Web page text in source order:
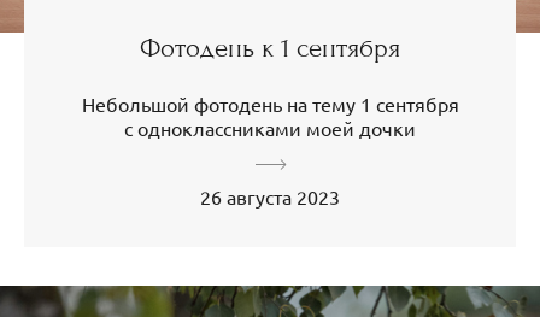
Фотодень к 1 сентября
Небольшой фотодень на тему 1 сентября
с одноклассниками моей дочки
26 августа 2023